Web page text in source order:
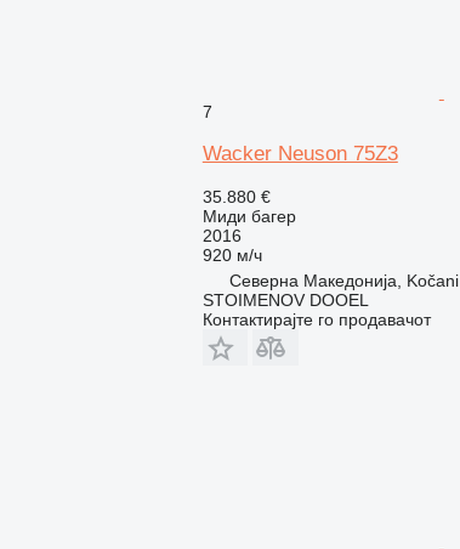
7
Wacker Neuson 75Z3
35.880 €
Миди багер
2016
920 м/ч
Северна Македонија, Kočani
STOIMENOV DOOEL
Контактирајте го продавачот